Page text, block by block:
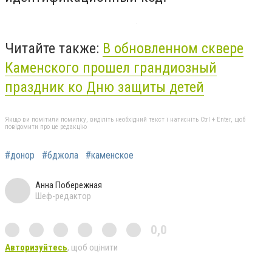
Читайте также: В обновленном сквере
Каменского прошел грандиозный
праздник ко Дню защиты детей
Якщо ви помітили помилку, виділіть необхідний текст і натисніть Ctrl + Enter, щоб
повідомити про це редакцію
#донор #бджола #каменское
Анна Побережная
Шеф-редактор
0,0
Авторизуйтесь, щоб оцінити